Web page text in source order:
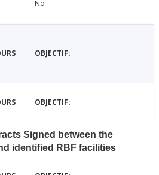
No
Signed between the
identified RBF facilities